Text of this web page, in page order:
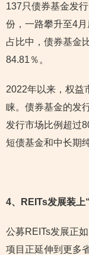
137只债券基金发
份，一路攀升至4
占比中，债券基金
84.81％。
2022年以来，权益
睐。债券基金的发
发行市场比例超过
短债基金和中长期
4、REITs发展装上
公募REITs发展正
项目正延伸到更多